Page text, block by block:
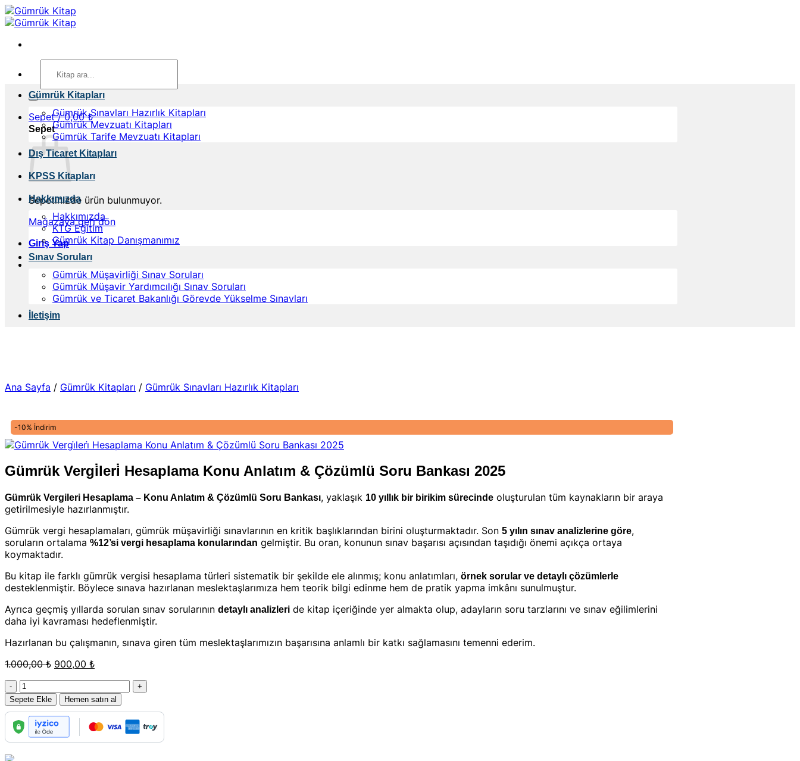
İçeriğe
atla
Sepet /0,00₺
Sepet
Sepetinizde ürün bulunmuyor.
Mağazaya geri dön
Giriş Yap
Gümrük Kitapları
Gümrük Sınavları Hazırlık Kitapları
Gümrük Mevzuatı Kitapları
Gümrük Tarife Mevzuatı Kitapları
Dış Ticaret Kitapları
KPSS Kitapları
Hakkımızda
Hakkımızda
KTG Eğitim
Gümrük Kitap Danışmanımız
Sınav Soruları
Gümrük Müşavirliği Sınav Soruları
Gümrük Müşavir Yardımcılığı Sınav Soruları
Gümrük ve Ticaret Bakanlığı Görevde Yükselme Sınavları
İletişim
Ana Sayfa / Gümrük Kitapları / Gümrük Sınavları Hazırlık Kitapları
-10% İndirim
Gümrük Vergi̇leri̇ Hesaplama Konu Anlatım & Çözümlü Soru Bankası 2025
Gümrük Vergileri Hesaplama – Konu Anlatım & Çözümlü Soru Bankası, yaklaşık 10 yıllık bir birikim sürecinde oluşturulan tüm kaynakların bir araya
getirilmesiyle hazırlanmıştır.
Gümrük vergi hesaplamaları, gümrük müşavirliği sınavlarının en kritik başlıklarından birini oluşturmaktadır. Son 5 yılın sınav analizlerine göre,
soruların ortalama %12’si vergi hesaplama konularından gelmiştir. Bu oran, konunun sınav başarısı açısından taşıdığı önemi açıkça ortaya
koymaktadır.
Bu kitap ile farklı gümrük vergisi hesaplama türleri sistematik bir şekilde ele alınmış; konu anlatımları, örnek sorular ve detaylı çözümlerle
desteklenmiştir. Böylece sınava hazırlanan meslektaşlarımıza hem teorik bilgi edinme hem de pratik yapma imkânı sunulmuştur.
Ayrıca geçmiş yıllarda sorulan sınav sorularının detaylı analizleri de kitap içeriğinde yer almakta olup, adayların soru tarzlarını ve sınav eğilimlerini
daha iyi kavraması hedeflenmiştir.
Hazırlanan bu çalışmanın, sınava giren tüm meslektaşlarımızın başarısına anlamlı bir katkı sağlamasını temenni ederim.
1.000,00₺ Orijinal
900,00 ₺Şu
900,00 ₺.
Gümrük
Vergi̇leri̇
Hesaplama
Konu
Anlatım
&
Sepete Ekle Hemen satın al